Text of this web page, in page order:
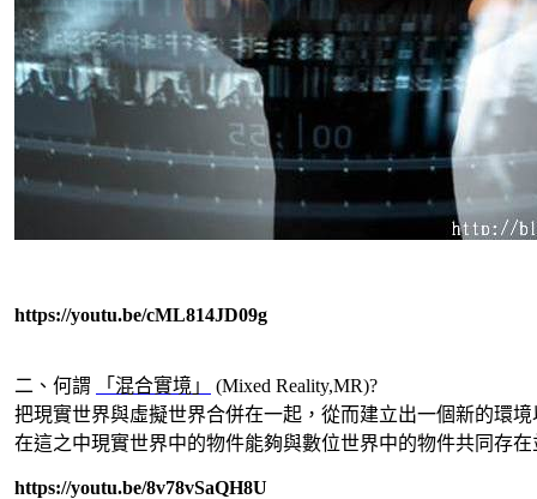
https://youtu.be/cML814JD09g
二、何謂 「混合實境」
(Mixed Reality,MR)?
把現實世界與虛擬世界合併在一起，從而建立出一個新的環
在這之中現實世界中的物件能夠與數位世界中的物件共同存
https://youtu.be/8v78vSaQH8U